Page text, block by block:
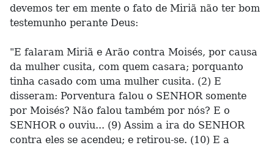
devemos ter em mente o fato de Miriã não ter bom
testemunho perante Deus:
"E falaram Miriã e Arão contra Moisés, por causa
da mulher cusita, com quem casara; porquanto
tinha casado com uma mulher cusita. (2) E
disseram: Porventura falou o SENHOR somente
por Moisés? Não falou também por nós? E o
SENHOR o ouviu... (9) Assim a ira do SENHOR
contra eles se acendeu; e retirou-se. (10) E a